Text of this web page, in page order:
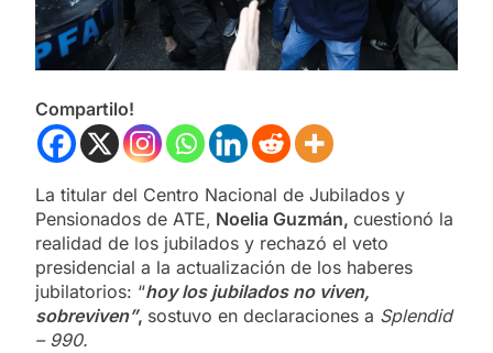
Compartilo!
La titular del Centro Nacional de Jubilados y
Pensionados de ATE, Noelia Guzmán, cuestionó la
realidad de los jubilados y rechazó el veto
presidencial a la actualización de los haberes
jubilatorios: “hoy los jubilados no viven,
sobreviven”, sostuvo en declaraciones a Splendid
– 990.